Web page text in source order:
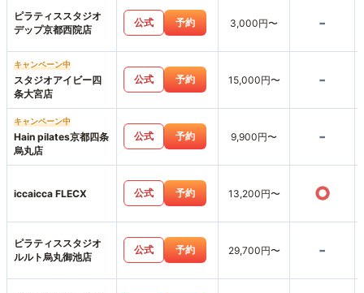
ピラティススタジオ
デップ京都西院店
公式 予約 3,000円〜 -
キャンペーン中
スタジオアイビー四
条大宮店
公式 予約 15,000円〜 -
キャンペーン中
Hain pilates京都四条
烏丸店
公式 予約 9,900円〜 -
iccaicca FLECX 公式 予約 13,200円〜 ○
ピラティススタジオ
ルルト烏丸御池店
公式 予約 29,700円〜 -